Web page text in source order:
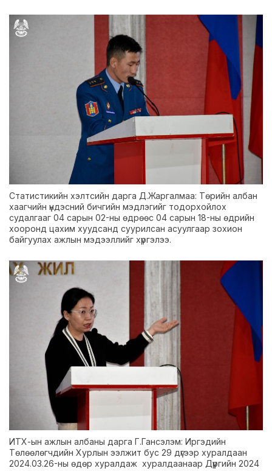
Статистикийн хэлтсийн дарга Д.Жаргалмаа: Төрийн албан
хаагчийн үндэсний бичгийн мэдлэгийг тодорхойлох
судалгааг 04 сарын 02-ны өдрөөс 04 сарын 18-ны өдрийн
хооронд цахим хуудсанд суурилсан асуулгаар зохион
байгуулах ажлын мэдээллийг хүргэлээ.
ИТХ-ын ажлын албаны дарга Г.Гансэлэм: Иргэдийн
Төлөөлөгчдийн Хурлын ээлжит бус 29 дүгээр хуралдаан
2024.03.26-ны өдөр хуралдаж хуралдаанаар Дүүргийн 2024